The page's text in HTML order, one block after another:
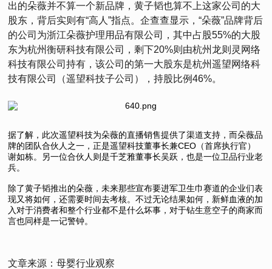
出的朵薇并不算一个新品牌，黄子韬也算不上这家公司的大
股东，背后实则有“高人”指点。企查查显示，“朵薇”品牌背后
的公司为浙江朵薇护理用品有限公司，其中占股55%的大股
东为杭州衡研科技有限公司，剩下20%则由杭州龙则灵网络
科技有限公司持有，该公司的第一大股东是杭州遥望网络科
技有限公司（遥望科技子公司），持股比例46%。
据了解，此次遥望科技为朵薇的直播销售提供了渠道支持，而朵薇品
牌的团队合伙人之一，正是遥望科技董事长兼CEO（首席执行官）
谢如栋。另一位合伙人则是千芝雅董事长吴跃，也是一位卫品行业老
兵。
除了黄子韬推出的朵薇，未来那些宣布要进军卫生巾赛道的企业们表
现又将如何，还需要时间去考核。不过无论结果如何，新鲜血液的加
入对于消费者和整个行业都不是什么坏事，对于钻生意空子的商家而
言也同样是一记警钟。
文章来源：母婴行业观察